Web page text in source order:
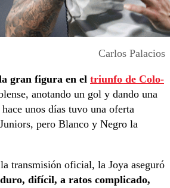
Carlos Palacios
gran figura en el triunfo de Colo-
anotando un gol y dando una
unos días tuvo una oferta
pero Blanco y Negro la
transmisión oficial, la Joya aseguró
difícil, a ratos complicado,